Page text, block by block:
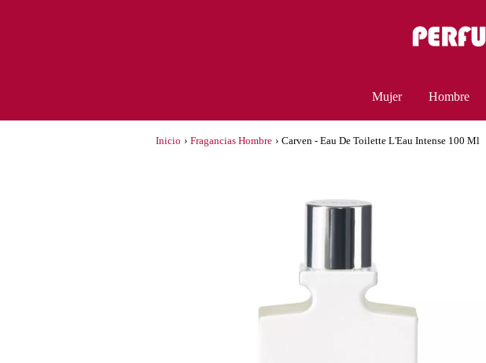
Mujer Hombre
Inicio › Fragancias Hombre › Carven - Eau De Toilette L'Eau Intense 100 Ml